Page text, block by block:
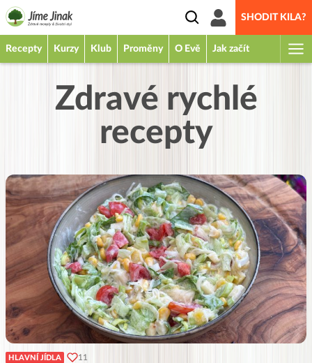
SHODIT KILA?
Recepty Kurzy Klub Proměny O Evě Jak začít
Zdravé rychlé
recepty
HLAVNÍ JÍDLA 11